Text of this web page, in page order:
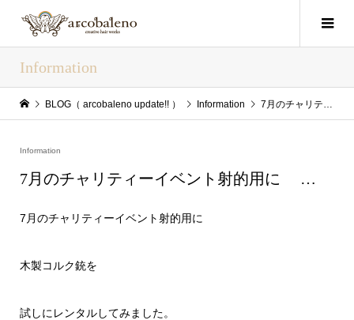
Information
BLOG（ arcobaleno update!! ） Information 7月のチャリティーイベント射的用に …
Information
7月のチャリティーイベント射的用に …
7月のチャリティーイベント射的用に
木製コルク銃を
試しにレンタルしてみました。